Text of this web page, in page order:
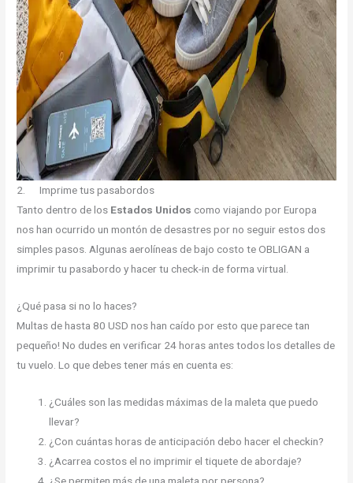
2. Imprime tus pasabordos
Tanto dentro de los Estados Unidos como viajando por Europa
nos han ocurrido un montón de desastres por no seguir estos dos
simples pasos. Algunas aerolíneas de bajo costo te OBLIGAN a
imprimir tu pasabordo y hacer tu check-in de forma virtual.
¿Qué pasa si no lo haces?
Multas de hasta 80 USD nos han caído por esto que parece tan
pequeño! No dudes en verificar 24 horas antes todos los detalles de
tu vuelo. Lo que debes tener más en cuenta es:
¿Cuáles son las medidas máximas de la maleta que puedo
llevar?
¿Con cuántas horas de anticipación debo hacer el checkin?
¿Acarrea costos el no imprimir el tiquete de abordaje?
¿Se permiten más de una maleta por persona?